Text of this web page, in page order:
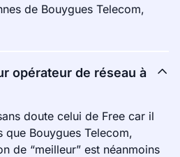
de Bouygues Telecom,
opérateur de réseau à
doute celui de Free car il
que Bouygues Telecom,
de “meilleur” est néanmoins